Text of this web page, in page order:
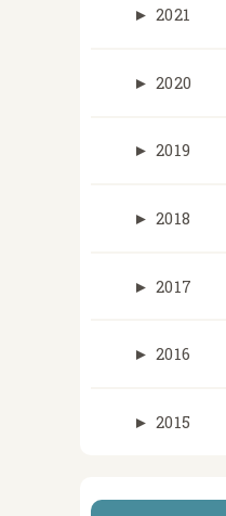
► 2021
► 2020
► 2019
► 2018
► 2017
► 2016
► 2015